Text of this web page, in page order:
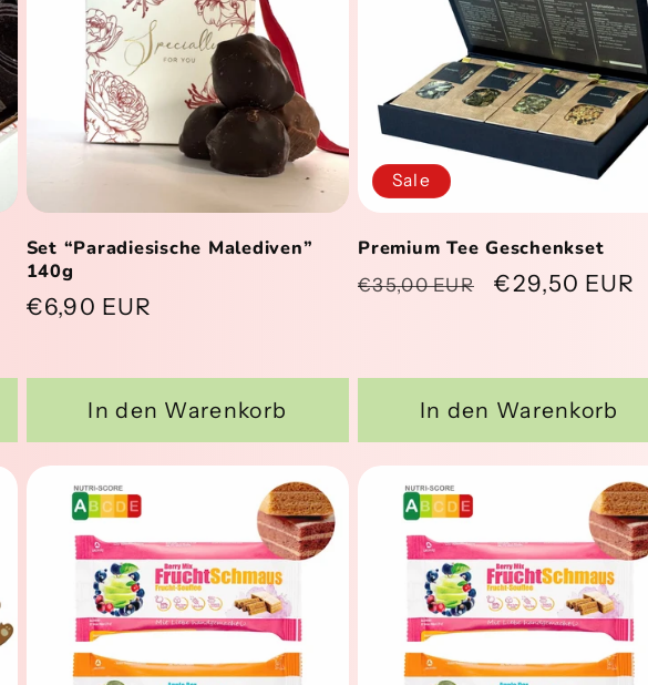
Set “Paradiesische Malediven”
140g
Normaler
€6,90 EUR
In den Warenkorb
Sale
Premium Tee Geschenkset
Normaler
€35,00 EUR Verkaufspreis
€29,50 EUR
In den Warenkorb